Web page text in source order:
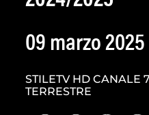
09 marzo 2025
STILETV HD CANALE
TERRESTRE